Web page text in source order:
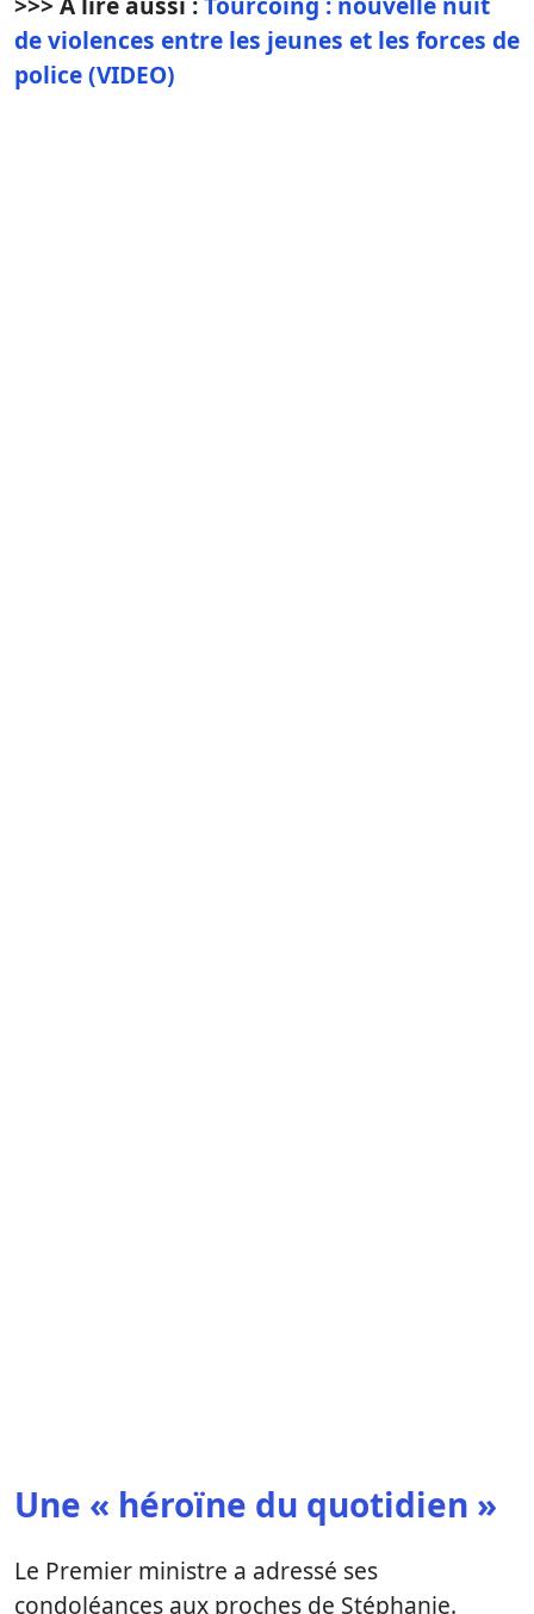
de violences entre les jeunes et les forces de
police (VIDEO)
Une « héroïne du quotidien »
Le Premier ministre a adressé ses
condoléances aux proches de Stéphanie.